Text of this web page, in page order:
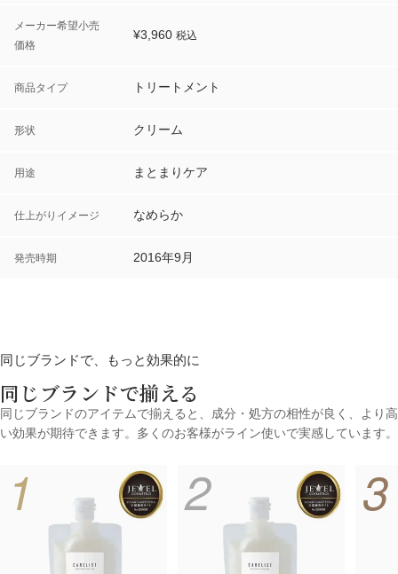
メーカー希望小売
価格
¥3,960 税込
商品タイプ トリートメント
形状 クリーム
用途 まとまりケア
仕上がりイメージ なめらか
発売時期 2016年9月
同じブランドで、もっと効果的に
同じブランドで揃える
同じブランドのアイテムで揃えると、成分・処方の相性が良く、より高
い効果が期待できます。多くのお客様がライン使いで実感しています。
1 2 3